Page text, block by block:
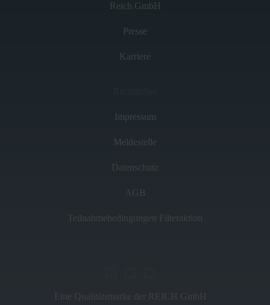
Reich GmbH
Presse
Karriere
Impressum
Meldestelle
Datenschutz
AGB
Teilnahmebedingungen Filteraktion
Eine Qualitätsmarke der REICH GmbH